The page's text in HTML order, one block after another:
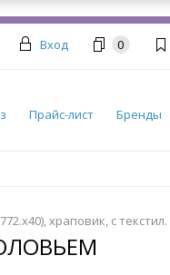
Вход 0
Прайс-лист Бренды
храповик, с